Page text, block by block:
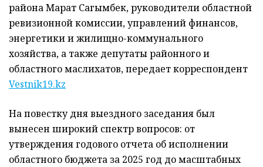
района Марат Сагымбек, руководители областной
ревизионной комиссии, управлений финансов,
энергетики и жилищно-коммунального
хозяйства, а также депутаты районного и
областного маслихатов, передает корреспондент
Vestnik19.kz
На повестку дня выездного заседания был
вынесен широкий спектр вопросов: от
утверждения годового отчета об исполнении
областного бюджета за 2025 год до масштабных